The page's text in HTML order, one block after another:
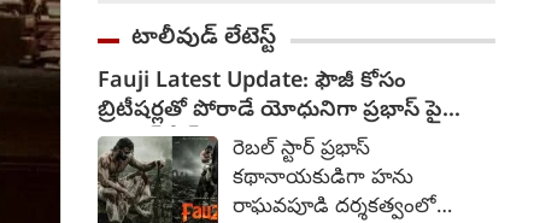
టాలీవుడ్ లేటెస్ట్
Fauji Latest Update: ఫౌజీ కోసం
బ్రిటీషర్లతో పోరాడే యోధునిగా ప్రభాస్ పై
యాక్షన్ సీన్స్
రెబల్ స్టార్ ప్రభాస్
కథానాయకుడిగా హను
రాఘవపూడి దర్శకత్వంలో